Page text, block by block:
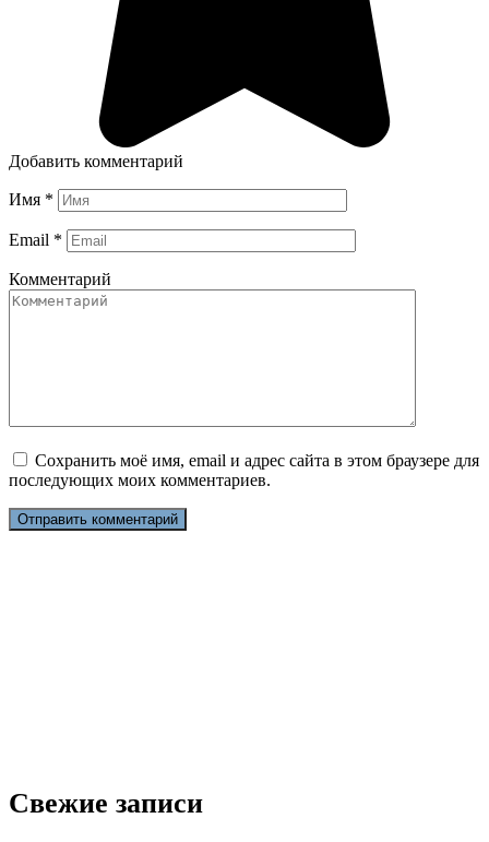
Добавить комментарий
Имя *
Email *
Комментарий
Сохранить моё имя, email и адрес сайта в этом браузере для
последующих моих комментариев.
Свежие записи